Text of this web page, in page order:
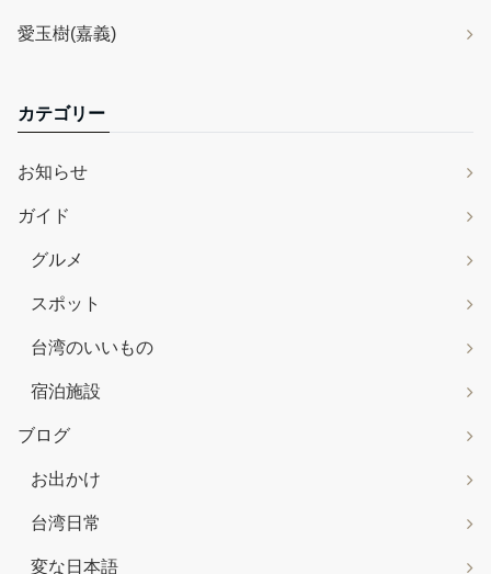
愛玉樹(嘉義)
カテゴリー
お知らせ
ガイド
グルメ
スポット
台湾のいいもの
宿泊施設
ブログ
お出かけ
台湾日常
変な日本語